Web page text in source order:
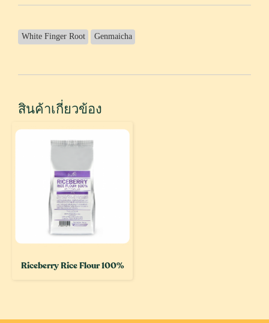
White Finger Root Genmaicha
สินค้าเกี่ยวข้อง
Riceberry Rice Flour 100%